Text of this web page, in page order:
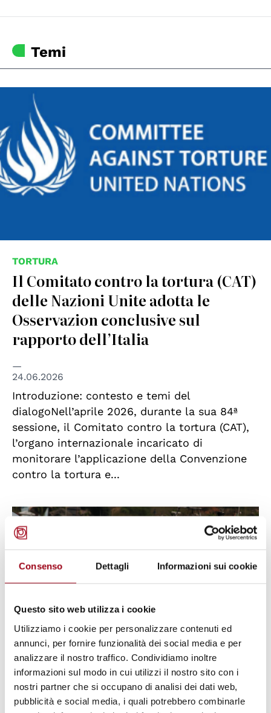
Consenso Dettagli Informazioni sui cookie
Questo sito web utilizza i cookie
Utilizziamo i cookie per personalizzare contenuti ed
annunci, per fornire funzionalità dei social media e per
analizzare il nostro traffico. Condividiamo inoltre
informazioni sul modo in cui utilizzi il nostro sito con i
nostri partner che si occupano di analisi dei dati web,
pubblicità e social media, i quali potrebbero combinarle
Temi
TORTURA
Il Comitato contro la tortura (CAT)
delle Nazioni Unite adotta le
Osservazion conclusive sul
rapporto dell’Italia
24.06.2026
Introduzione: contesto e temi del
dialogoNell’aprile 2026, durante la sua 84ª
sessione, il Comitato contro la tortura (CAT),
l’organo internazionale incaricato di
monitorare l’applicazione della Convenzione
contro la tortura e...
© wikipedia
MIGRAZIONE
Agenzia dell'Unione Europea per i